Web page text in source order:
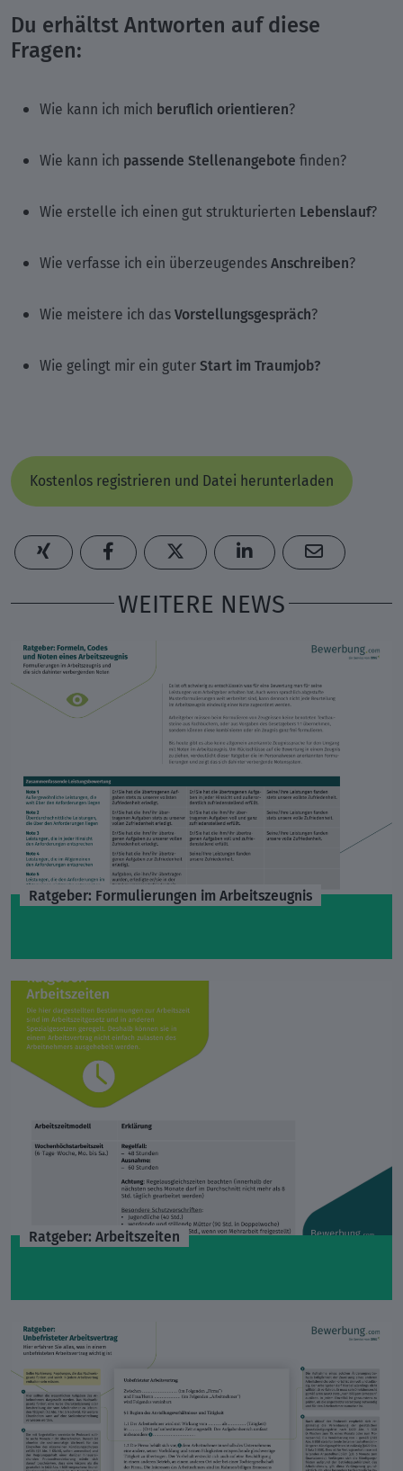
Du erhältst Antworten auf diese
Fragen:
Wie kann ich mich beruflich orientieren?
Wie kann ich passende Stellenangebote finden?
Wie erstelle ich einen gut strukturierten Lebenslauf?
Wie verfasse ich ein überzeugendesAnschreiben?
Wie meistere ich dasVorstellungsgespräch?
Wie gelingt mir ein guterStart im Traumjob?
Kostenlos registrieren und Datei herunterladen
WEITERE NEWS
Ratgeber: Formulierungen im Arbeitszeugnis
Ratgeber: Arbeitszeiten